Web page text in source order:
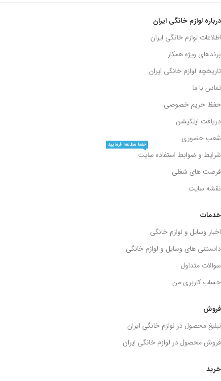
خرید
فروش
تبلیغ محصول در لوازم خانگی ایران
فروش محصول در لوازم خانگی ایران
خدمات
اخبار وسایل و لوازم خانگی
دانستنی های وسایل و لوازم خانگی
سوالات متداول
حساب کاربری من
درباره لوازم خانگی ایران
اطلاعات لوازم خانگی ایران
برندهای ویژه همکار
تاریخچه لوازم خانگی ایران
تماس با ما
حفظ حریم خصوصی
دریافت اپلکیشن
شعب حضوری
شرایط و ضوابط استفاده سایت
حتما مطالعه فرمایید
فرصت های شغلی
نقشه سایت